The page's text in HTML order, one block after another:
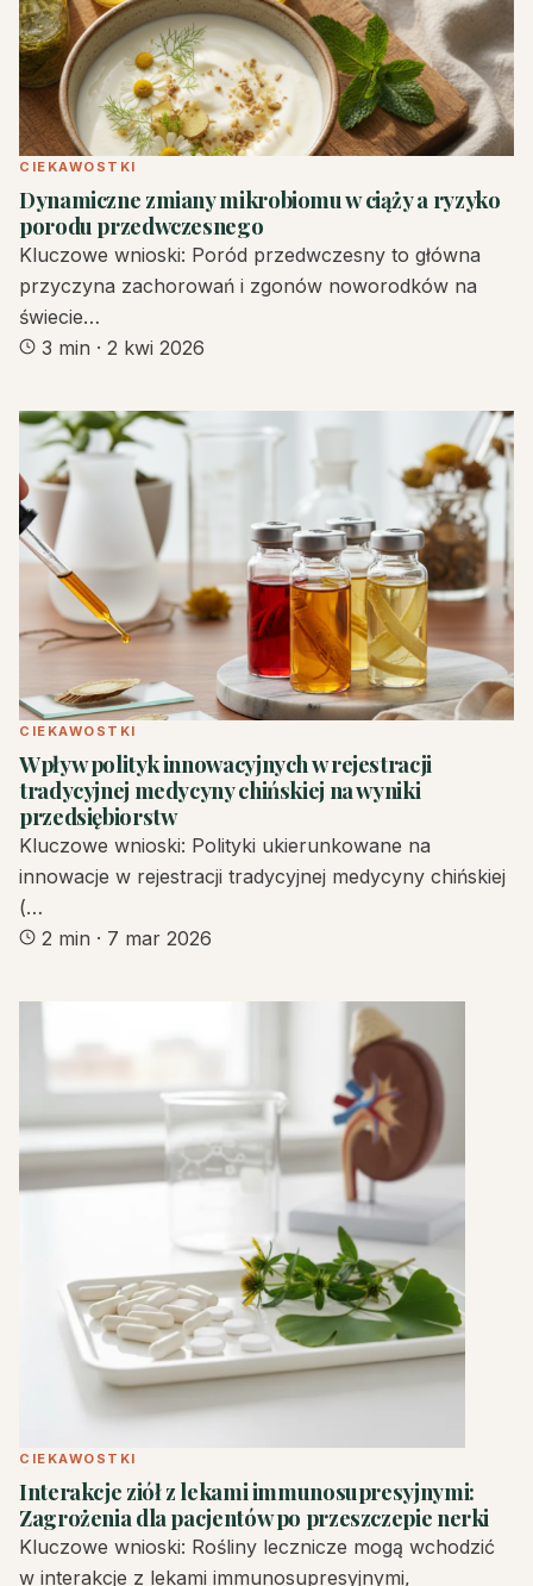
CIEKAWOSTKI
Dynamiczne zmiany mikrobiomu w ciąży a ryzyko
porodu przedwczesnego
Kluczowe wnioski: Poród przedwczesny to główna
przyczyna zachorowań i zgonów noworodków na
świecie…
3 min · 2 kwi 2026
CIEKAWOSTKI
Wpływ polityk innowacyjnych w rejestracji
tradycyjnej medycyny chińskiej na wyniki
przedsiębiorstw
Kluczowe wnioski: Polityki ukierunkowane na
innowacje w rejestracji tradycyjnej medycyny chińskiej
(…
2 min · 7 mar 2026
CIEKAWOSTKI
Interakcje ziół z lekami immunosupresyjnymi:
Zagrożenia dla pacjentów po przeszczepie nerki
Kluczowe wnioski: Rośliny lecznicze mogą wchodzić
w interakcje z lekami immunosupresyjnymi,